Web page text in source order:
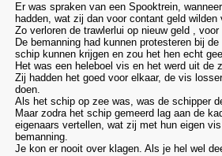
Er was spraken van een Spooktrein,
hadden, wat zij dan voor contant geld
Zo verloren de trawlerlui op nieuw geld ,
De bemanning had kunnen protesteren bij
schip kunnen krijgen en zou het hen echt
Het was een heleboel vis en het werd uit de
Zij hadden het goed voor elkaar, de vis
doen.
Als het schip op zee was, was de schipper
Maar zodra het schip gemeerd lag aan de
eigenaars vertellen, wat zij met hun eigen
bemanning.
Je kon er nooit over klagen. Als je hel wel